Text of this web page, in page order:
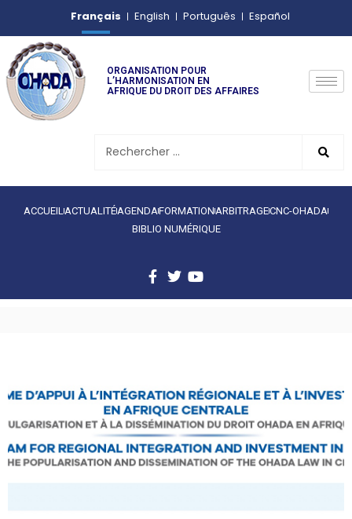
Français English Português Español
ORGANISATION POUR
L’HARMONISATION EN
AFRIQUE DU DROIT DES AFFAIRES
ACCUEIL ACTUALITÉAGENDAFORMATION ARBITRAGECNC-OHADA
BIBLIO NUMÉRIQUE